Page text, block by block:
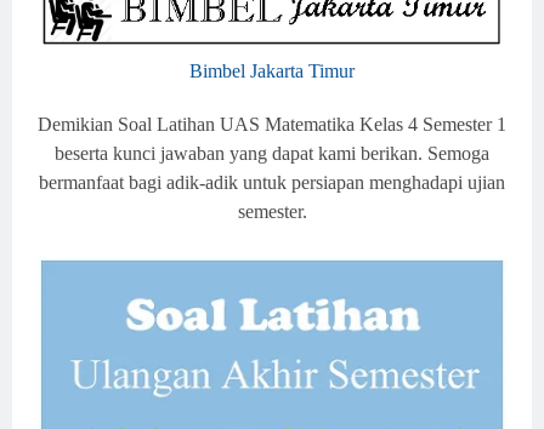
Bimbel Jakarta Timur
Demikian Soal Latihan UAS Matematika Kelas 4 Semester 1
beserta kunci jawaban yang dapat kami berikan. Semoga
bermanfaat bagi adik-adik untuk persiapan menghadapi ujian
semester.